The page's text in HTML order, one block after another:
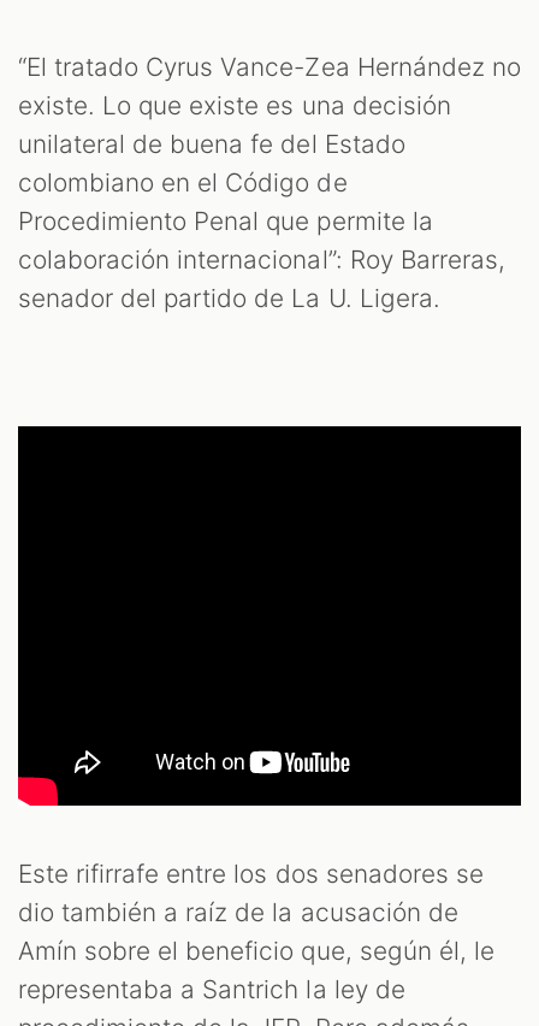
“El tratado Cyrus Vance-Zea Hernández no
existe. Lo que existe es una decisión
unilateral de buena fe del Estado
colombiano en el Código de
Procedimiento Penal que permite la
colaboración internacional”: Roy Barreras,
senador del partido de La U. Ligera.
Este rifirrafe entre los dos senadores se
dio también a raíz de la acusación de
Amín sobre el beneficio que, según él, le
representaba a Santrich la ley de